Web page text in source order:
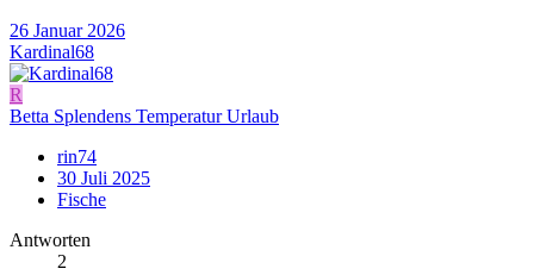
26 Januar 2026
Kardinal68
R
Betta Splendens Temperatur Urlaub
rin74
30 Juli 2025
Fische
Antworten
2